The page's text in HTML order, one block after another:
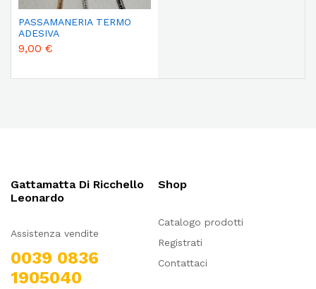
PASSAMANERIA TERMO
ADESIVA
9,00 €
Gattamatta Di Ricchello
Leonardo
Assistenza vendite
0039 0836
1905040
Shop
Catalogo prodotti
Registrati
Contattaci